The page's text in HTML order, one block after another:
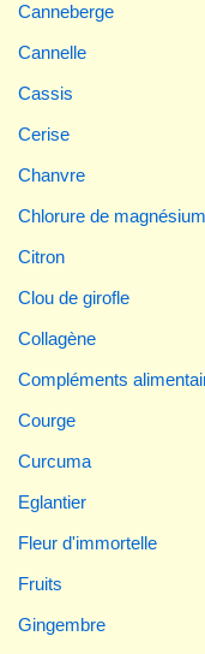
Canneberge
Cannelle
Cassis
Cerise
Chanvre
Chlorure de magnésium
Citron
Clou de girofle
Collagène
Compléments
Courge
Curcuma
Eglantier
Fleur d'immortelle
Fruits
Gingembre